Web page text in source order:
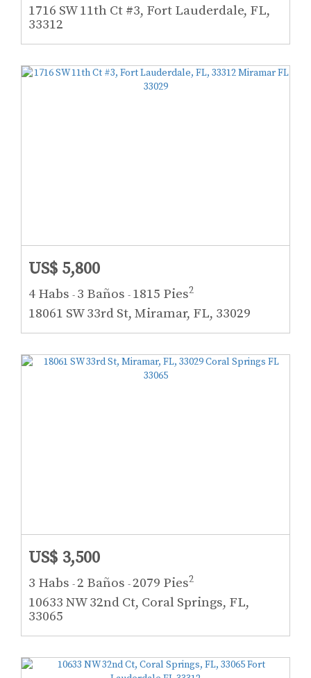
1716 SW 11th Ct #3, Fort Lauderdale, FL,
33312
US$ 5,800
4 Habs - 3 Baños - 1815 Pies2
18061 SW 33rd St, Miramar, FL, 33029
US$ 3,500
3 Habs -2 Baños -2079 Pies2
10633 NW 32nd Ct, Coral Springs, FL,
33065